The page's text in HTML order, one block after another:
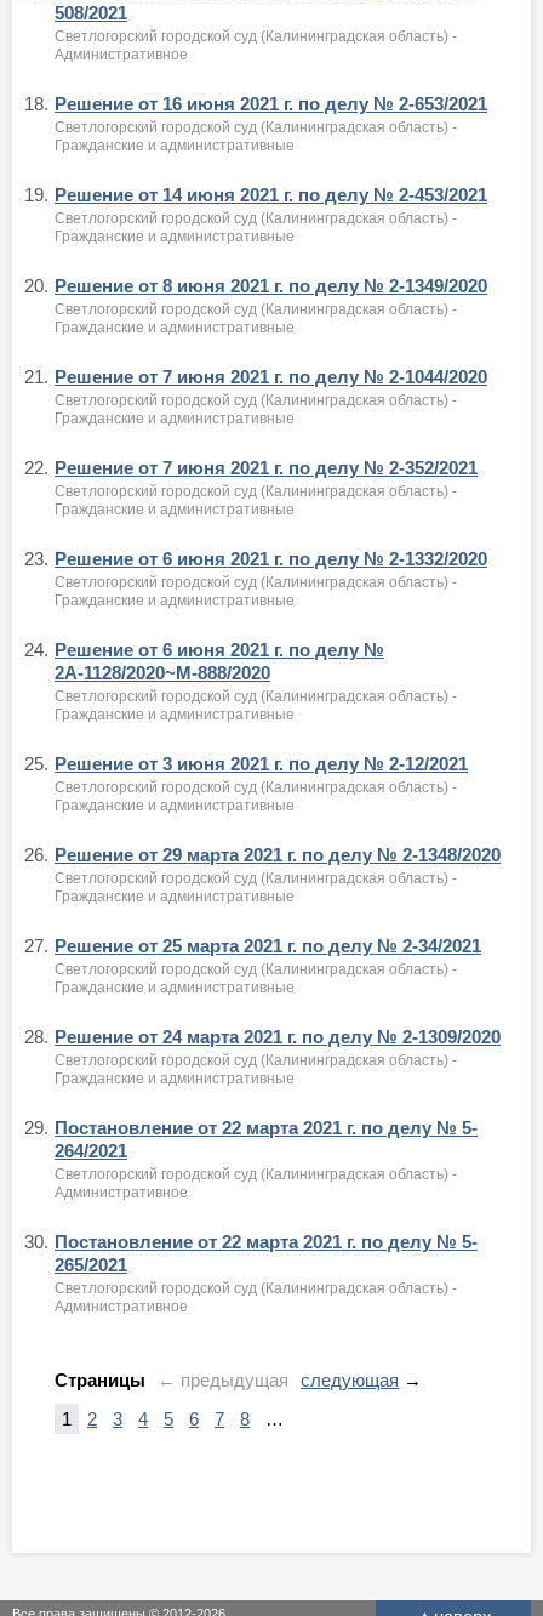
508/2021
Светлогорский городской суд (Калининградская область) -
Административное
18. Решение от 16 июня 2021 г. по делу № 2-653/2021
Светлогорский городской суд (Калининградская область) -
Гражданские и административные
19. Решение от 14 июня 2021 г. по делу № 2-453/2021
Светлогорский городской суд (Калининградская область) -
Гражданские и административные
20. Решение от 8 июня 2021 г. по делу № 2-1349/2020
Светлогорский городской суд (Калининградская область) -
Гражданские и административные
21. Решение от 7 июня 2021 г. по делу № 2-1044/2020
Светлогорский городской суд (Калининградская область) -
Гражданские и административные
22. Решение от 7 июня 2021 г. по делу № 2-352/2021
Светлогорский городской суд (Калининградская область) -
Гражданские и административные
23. Решение от 6 июня 2021 г. по делу № 2-1332/2020
Светлогорский городской суд (Калининградская область) -
Гражданские и административные
24. Решение от 6 июня 2021 г. по делу №
2А-1128/2020~М-888/2020
Светлогорский городской суд (Калининградская область) -
Гражданские и административные
25. Решение от 3 июня 2021 г. по делу № 2-12/2021
Светлогорский городской суд (Калининградская область) -
Гражданские и административные
26. Решение от 29 марта 2021 г. по делу № 2-1348/2020
Светлогорский городской суд (Калининградская область) -
Гражданские и административные
27. Решение от 25 марта 2021 г. по делу № 2-34/2021
Светлогорский городской суд (Калининградская область) -
Гражданские и административные
28. Решение от 24 марта 2021 г. по делу № 2-1309/2020
Светлогорский городской суд (Калининградская область) -
Гражданские и административные
29. Постановление от 22 марта 2021 г. по делу № 5-
264/2021
Светлогорский городской суд (Калининградская область) -
Административное
30. Постановление от 22 марта 2021 г. по делу № 5-
265/2021
Светлогорский городской суд (Калининградская область) -
Административное
Страницы ← предыдущая следующая →
1
2 3 4 5 6 7 8 …
Все права защищены © 2012-2026